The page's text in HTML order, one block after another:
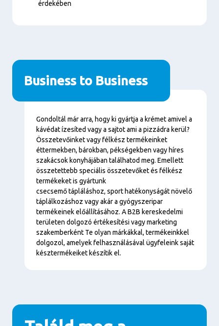
érdekében
Business to Business
Tartalom
Gondoltál már arra, hogy ki gyártja a krémet amivel a
kávédat ízesíted vagy a sajtot ami a pizzádra kerül?
Összetevőinket vagy félkész termékeinket
éttermekben, bárokban, pékségekben vagy híres
szakácsok konyhájában találhatod meg. Emellett
összetettebb speciális összetevőket és félkész
termékeket is gyártunk
csecsemő tápláláshoz, sport hatékonyságát növelő
táplálkozáshoz vagy akár a gyógyszeripar
termékeinek előállításához. A B2B kereskedelmi
területen dolgozó értékesítési vagy marketing
szakemberként Te olyan márkákkal, termékeinkkel
dolgozol, amelyek felhasználásával ügyfeleink saját
késztermékeiket készítik el.